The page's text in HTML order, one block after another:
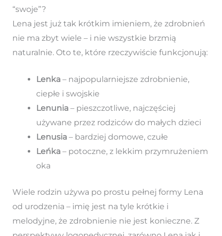
“swoje”?
Lena jest już tak krótkim imieniem, że zdrobnień
nie ma zbyt wiele – i nie wszystkie brzmią
naturalnie. Oto te, które rzeczywiście funkcjonują:
Lenka– najpopularniejsze zdrobnienie,
ciepłe i swojskie
Lenunia– pieszczotliwe, najczęściej
używane przez rodziców do małych dzieci
Lenusia– bardziej domowe, czułe
Leńka– potoczne, z lekkim przymrużeniem
oka
Wiele rodzin używa po prostu pełnej formy Lena
od urodzenia – imię jest na tyle krótkie i
melodyjne, że zdrobnienie nie jest konieczne. Z